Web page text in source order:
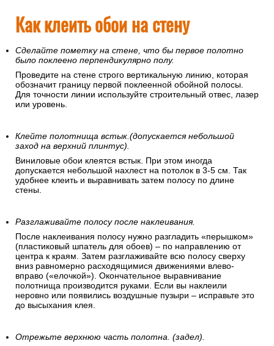
Как клеить обои на стену
Сделайте пометку на стене, что бы первое полотно
было поклеено перпендикулярно полу.
Проведите на стене строго вертикальную линию, которая
обозначит границу первой поклеенной обойной полосы.
Для точности линии используйте строительный отвес, лазер
или уровень.
Клейте полотнища встык.(допускается небольшой
заход на верхний плинтус).
Виниловые обои клеятся встык. При этом иногда
допускается небольшой нахлест на потолок в 3-5 см. Так
удобнее клеить и выравнивать затем полосу по длине
стены.
Разглаживайте полосу после наклеивания.
После наклеивания полосу нужно разгладить «перышком»
(пластиковый шпатель для обоев) – по направлению от
центра к краям. Затем разглаживайте всю полосу сверху
вниз равномерно расходящимися движениями влево-
вправо («елочкой»). Окончательное выравнивание
полотнища производится руками. Если вы наклеили
неровно или появились воздушные пузыри – исправьте это
до высыхания клея.
Отрежьте верхнюю часть полотна. (задел).